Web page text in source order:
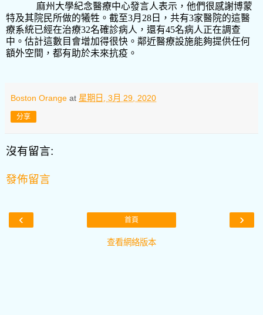
麻州大學紀念醫療中心發言人表示，他們很感謝博蒙
特及其院民所做的犧牲。截至3月 28 日，共有3家醫院的這醫
療系統已經在治療32名確診病人，還有45名病人正在調查
中。估計這數目會增加得很快。鄰近醫療設施能夠提供任何
額外空間，都有助於未來抗疫。
Boston Orange at 星期日, 3月 29, 2020
分享
沒有留言:
發佈留言
‹ ›
首頁
查看網絡版本